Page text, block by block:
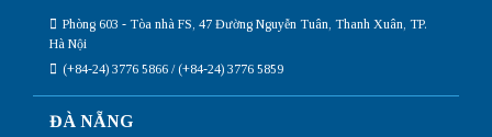
Phòng 603 - Tòa nhà FS, 47 Đường Nguyễn Tuân, Thanh Xuân, TP.
Hà Nội
(+84-24) 3776 5866 / (+84-24) 3776 5859
ĐÀ NẴNG